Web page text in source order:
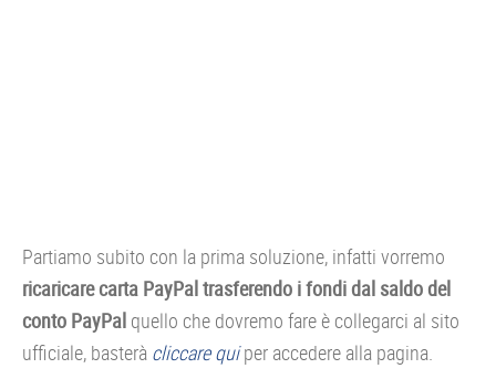
Partiamo subito con la prima soluzione, infatti vorremo
ricaricare carta PayPal trasferendo i fondi dal saldo del
conto PayPal quello che dovremo fare è collegarci al sito
ufficiale, basterà cliccare quiper accedere alla pagina.